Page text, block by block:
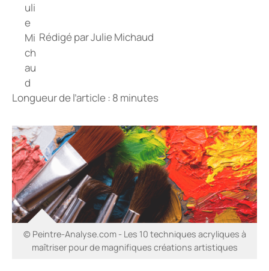
Rédigé parJulie Michaud
Longueur de l’article : 8 minutes
© Peintre-Analyse.com - Les 10 techniques acryliques à
maîtriser pour de magnifiques créations artistiques